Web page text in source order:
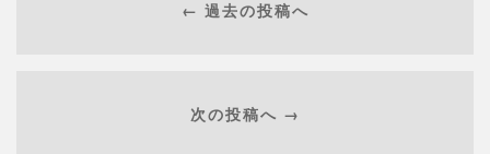
← 過去の投稿へ
次の投稿へ →